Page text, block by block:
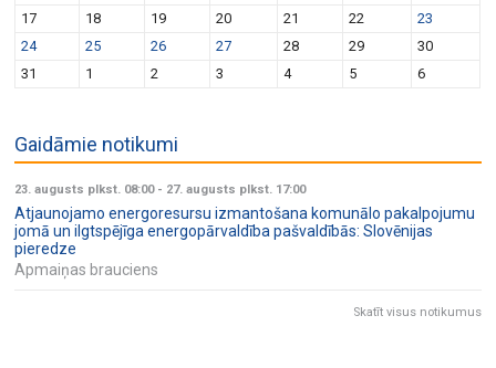
17
18 19 20 21 22
23
24
25 26 27 28 29
30
31
1 2 3 4 5 6
Gaidāmie notikumi
23. augusts plkst. 08:00- 27. augusts plkst. 17:00
Atjaunojamo energoresursu izmantošana komunālo pakalpojumu
jomā un ilgtspējīga energopārvaldība pašvaldībās: Slovēnijas
pieredze
Apmaiņas brauciens
Skatīt visus notikumus